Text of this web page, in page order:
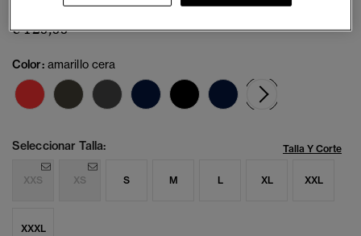
€ 129,99
Color: amarillo cera
Seleccionar Talla: Talla Y Corte
XXS XS S M L XL XXL
XXXL